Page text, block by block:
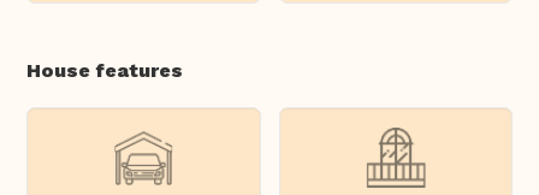
House features